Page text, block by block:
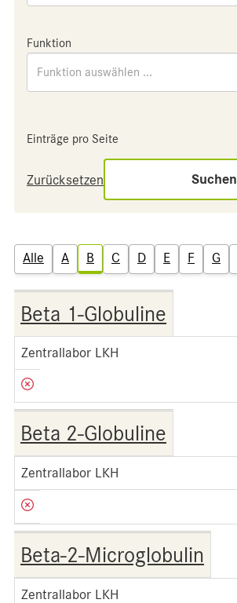
Funktion
Funktion auswählen ...
Einträge pro Seite
Zurücksetzen Suchen
Alle A B C D E F G
Beta 1-Globuline
Zentrallabor LKH
Beta 2-Globuline
Zentrallabor LKH
Beta-2-Microglobulin
Zentrallabor LKH